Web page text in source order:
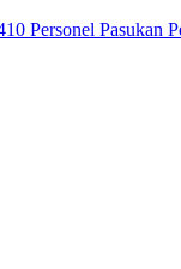
Personel Pasukan